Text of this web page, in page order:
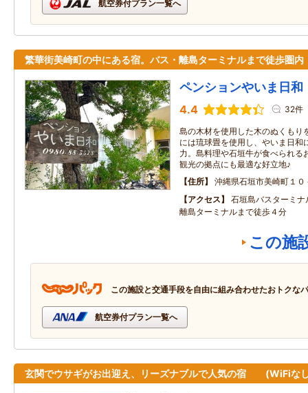
航空券付プラン一覧へ
繁華街美崎町の中にある宿。バス・離島ターミナルまで徒歩圏内
ペンションやいま日和
4.4 32件
島の木材を使用した木のぬくもり
には琉球畳を使用し、やいま日和
力。島料理や石垣牛が食べられる
観光の拠点にも最適な好立地♪
住所
沖縄県石垣市美崎町１０
アクセス
石垣島バスターミ
離島ターミナルまで徒歩４分
この施
この施設と交通手段を自由に組み合わせたおトクな
航空券付プラン一覧へ
玄関でウサギがお出迎え、リーズナブルで人気の宿 (WiFiな